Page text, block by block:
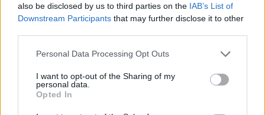
also be disclosed by us to third parties on the IAB’s List of
Downstream Participants that may further disclose it to other
Please note that this website/app uses one or more Google
not limited to your visit or usage behaviour. You may click to
grant or deny consent to Google and its third-party tags to
use your data for below specified purposes in below Google
consent section.
Personal Data Processing Opt Outs
I want to opt-out of the Sharing of my
personal data.
Opted In